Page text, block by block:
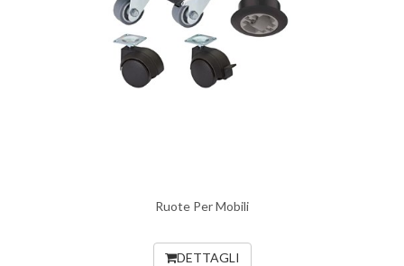
Ruote Per Mobili
DETTAGLI